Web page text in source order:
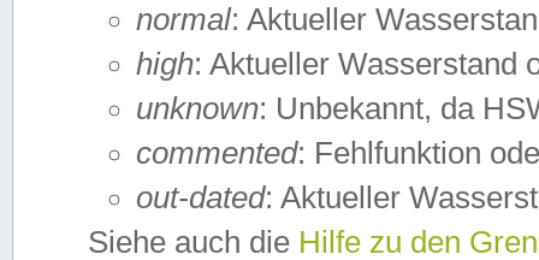
normal: Aktueller
high: Aktueller Wasserstand
unknown: Unbekannt, da
commented: Fehlfunktion
out-dated: Aktueller
Siehe auch die Hilfe zu den